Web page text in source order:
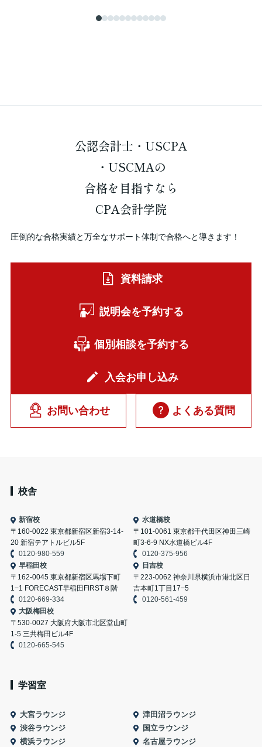
公認会計士・USCPA
・USCMAの
合格を 目指すなら
CPA会計学院
圧倒的な合格実績と万全なサポート体制で合格へと導きます！
資料請求
説明会を予約する
個別相談を予約する
入会お申し込み
お問い合わせ よくある質問
校舎
新宿校
〒160-0022 東京都新宿区新宿3-14-
20 新宿テアトルビル5F
0120-980-559
水道橋校
〒101-0061 東京都千代田区神田三崎
町3-6-9 NX水道橋ビル4F
0120-375-956
早稲田校
〒162-0045 東京都新宿区馬場下町
1−1 FORECAST早稲田FIRST８階
0120-669-334
日吉校
〒223-0062 神奈川県横浜市港北区日
吉本町1丁目17−5
0120-561-459
大阪梅田校
〒530-0027 大阪府大阪市北区堂山町
1-5 三共梅田ビル4F
0120-665-545
学習室
大宮ラウンジ
津田沼ラウンジ
渋谷ラウンジ
国立ラウンジ
横浜ラウンジ
名古屋ラウンジ